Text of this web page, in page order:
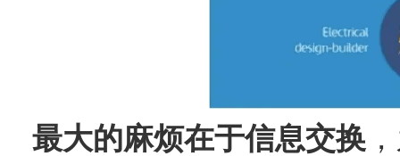
最大的麻烦在于信息交换